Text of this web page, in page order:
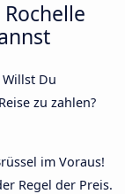
Du
zu zahlen?
im Voraus!
Regel der Preis.